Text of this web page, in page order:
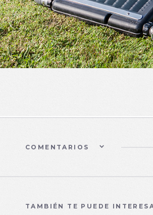
COMENTARIOS
TAMBIÉN TE PUEDE